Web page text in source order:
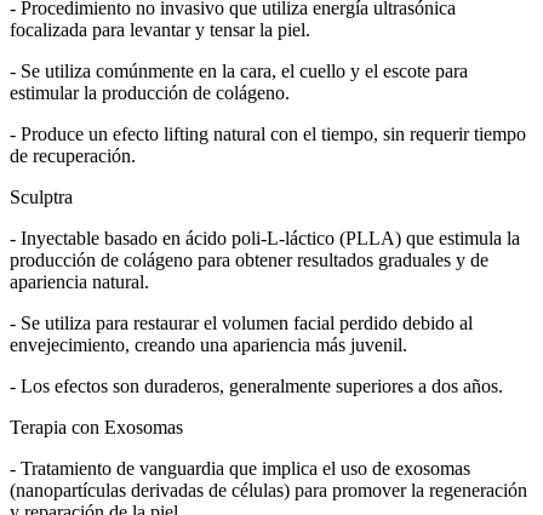
- Procedimiento no invasivo que utiliza energía ultrasónica
focalizada para levantar y tensar la piel.
- Se utiliza comúnmente en la cara, el cuello y el escote para
estimular la producción de colágeno.
- Produce un efecto lifting natural con el tiempo, sin requerir tiempo
de recuperación.
Sculptra
- Inyectable basado en ácido poli-L-láctico (PLLA) que estimula la
producción de colágeno para obtener resultados graduales y de
apariencia natural.
- Se utiliza para restaurar el volumen facial perdido debido al
envejecimiento, creando una apariencia más juvenil.
- Los efectos son duraderos, generalmente superiores a dos años.
Terapia con Exosomas
- Tratamiento de vanguardia que implica el uso de exosomas
(nanopartículas derivadas de células) para promover la regeneración